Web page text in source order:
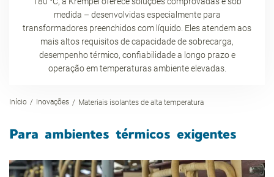
medida – desenvolvidas especialmente para
transformadores preenchidos com líquido. Eles atendem aos
mais altos requisitos de capacidade de sobrecarga,
desempenho térmico, confiabilidade a longo prazo e
operação em temperaturas ambiente elevadas.
Início Inovações Materiais isolantes de alta temperatura
Para ambientes térmicos exigentes